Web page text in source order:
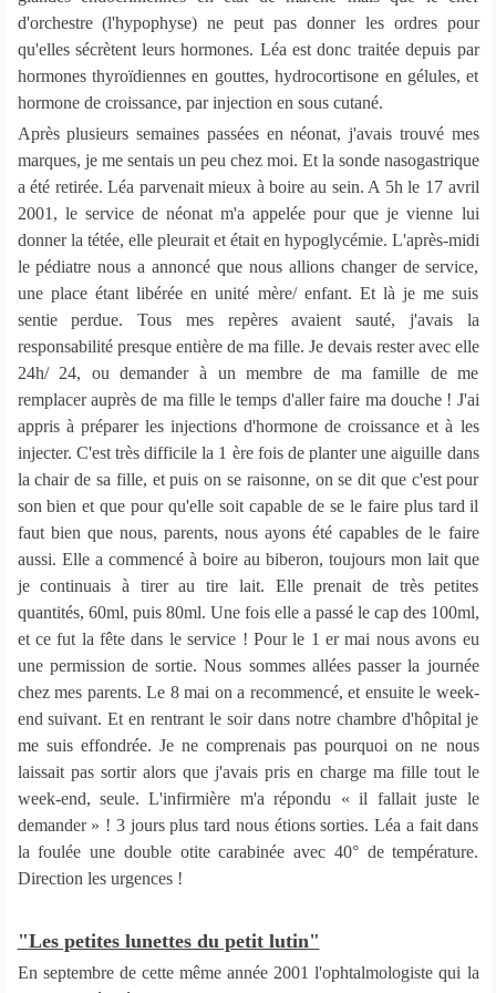
d'orchestre (l'hypophyse) ne peut pas donner les ordres pour
qu'elles sécrètent leurs hormones. Léa est donc traitée depuis par
hormones thyroïdiennes en gouttes, hydrocortisone en gélules, et
hormone de croissance, par injection en sous cutané.
Après plusieurs semaines passées en néonat, j'avais trouvé mes
marques, je me sentais un peu chez moi. Et la sonde nasogastrique
a été retirée. Léa parvenait mieux à boire au sein. A 5h le 17 avril
2001, le service de néonat m'a appelée pour que je vienne lui
donner la tétée, elle pleurait et était en hypoglycémie. L'après-midi
le pédiatre nous a annoncé que nous allions changer de service,
une place étant libérée en unité mère/ enfant. Et là je me suis
sentie perdue. Tous mes repères avaient sauté, j'avais la
responsabilité presque entière de ma fille. Je devais rester avec elle
24h/ 24, ou demander à un membre de ma famille de me
remplacer auprès de ma fille le temps d'aller faire ma douche ! J'ai
appris à préparer les injections d'hormone de croissance et à les
injecter. C'est très difficile la 1 ère fois de planter une aiguille dans
la chair de sa fille, et puis on se raisonne, on se dit que c'est pour
son bien et que pour qu'elle soit capable de se le faire plus tard il
faut bien que nous, parents, nous ayons été capables de le faire
aussi. Elle a commencé à boire au biberon, toujours mon lait que
je continuais à tirer au tire lait. Elle prenait de très petites
quantités, 60ml, puis 80ml. Une fois elle a passé le cap des 100ml,
et ce fut la fête dans le service ! Pour le 1 er mai nous avons eu
une permission de sortie. Nous sommes allées passer la journée
chez mes parents. Le 8 mai on a recommencé, et ensuite le week-
end suivant. Et en rentrant le soir dans notre chambre d'hôpital je
me suis effondrée. Je ne comprenais pas pourquoi on ne nous
laissait pas sortir alors que j'avais pris en charge ma fille tout le
week-end, seule. L'infirmière m'a répondu « il fallait juste le
demander » ! 3 jours plus tard nous étions sorties. Léa a fait dans
la foulée une double otite carabinée avec 40° de température.
Direction les urgences !
"Les petites lunettes du petit lutin"
En septembre de cette même année 2001 l'ophtalmologiste qui la